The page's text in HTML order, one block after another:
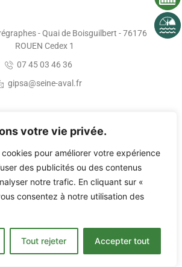
votre vie privée.
pour améliorer votre expérience
des publicités ou des contenus
notre trafic. En cliquant sur «
consentez à notre utilisation des
Tout rejeter Accepter tout
- Quai de Boisguilbert - 76176
ROUEN Cedex 1
07 45 03 46 36
gipsa@seine-aval.fr
tous droits réservés |Membres et partenaires|